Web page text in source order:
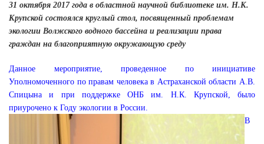
31 октября 2017 года в областной научной библиотеке им. Н.К.
Крупской состоялся круглый стол, посвященный проблемам
экологии Волжского водного бассейна и реализации права
граждан на благоприятную окружающую среду
Данное мероприятие, проведенное по инициативе
Уполномоченного по правам человека в Астраханской области А.В.
Спицына и при поддержке ОНБ им. Н.К. Крупской, было
приурочено к Году экологии в России.
В